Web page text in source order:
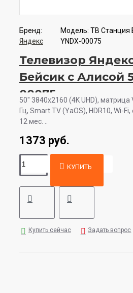
Бренд:
Яндекс
Модель: ТВ Станция
YNDX-00075
Телевизор
Бейсик с Алисой
00075
50" 3840x2160 (4K UHD),
Гц, Smart TV (YaOS), HDR10, Wi-
12 мес. ..
1373 руб.
КУПИТЬ
Купить сейчас Задать вопрос